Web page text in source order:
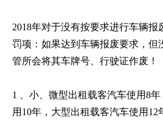
2018年对于没有按要求进行车辆报
罚项：如果达到车辆报废要求，但
管所会将其车牌号、行驶证作废！
1 、小、微型出租载客汽车使用8
用10年，大型出租载客汽车使用12